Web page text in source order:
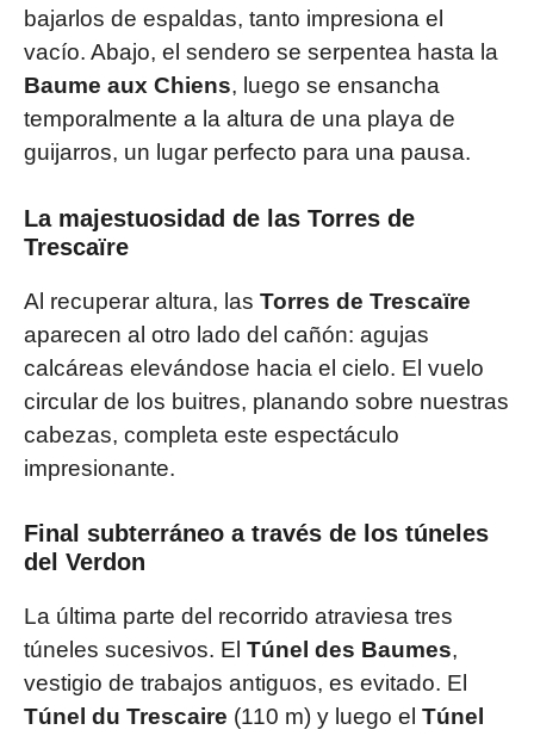
bajarlos de espaldas, tanto impresiona el
vacío. Abajo, el sendero se serpentea hasta la
Baume aux Chiens, luego se ensancha
temporalmente a la altura de una playa de
guijarros, un lugar perfecto para una pausa.
La majestuosidad de las Torres de
Trescaïre
Al recuperar altura, las Torres de Trescaïre
aparecen al otro lado del cañón: agujas
calcáreas elevándose hacia el cielo. El vuelo
circular de los buitres, planando sobre nuestras
cabezas, completa este espectáculo
impresionante.
Final subterráneo a través de los túneles
del Verdon
La última parte del recorrido atraviesa tres
túneles sucesivos. El Túnel des Baumes,
vestigio de trabajos antiguos, es evitado. El
Túnel du Trescaire (110 m) y luego el Túnel